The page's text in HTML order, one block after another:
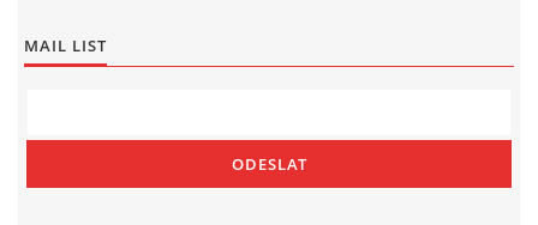
MAIL LIST